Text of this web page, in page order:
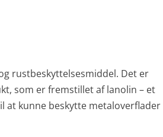
rustbeskyttelsesmiddel. Det er
som er fremstillet af lanolin – et
at kunne beskytte metaloverflader